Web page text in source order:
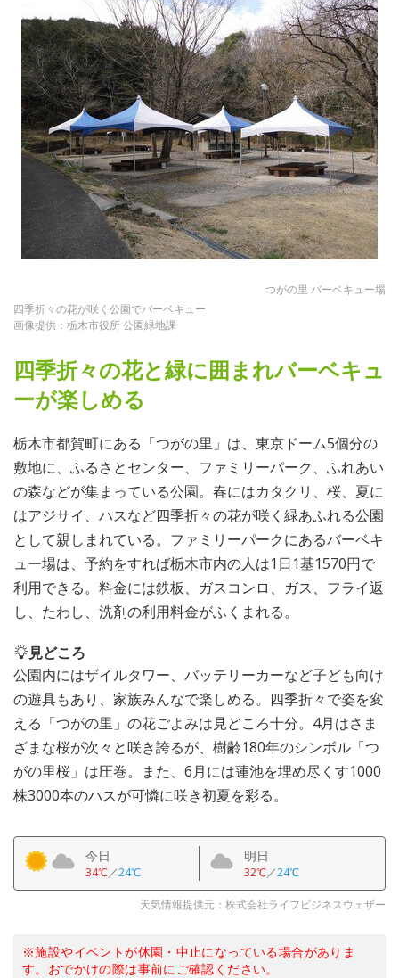
つがの里 バーベキュー場
四季折々の花が咲く公園でバーベキュー
画像提供：栃木市役所 公園緑地課
四季折々の花と緑に囲まれバーベキュ
ーが楽しめる
栃木市都賀町にある「つがの里」は、東京ドーム5個分の
敷地に、ふるさとセンター、ファミリーパーク、ふれあい
の森などが集まっている公園。春にはカタクリ、桜、夏に
はアジサイ、ハスなど四季折々の花が咲く緑あふれる公園
として親しまれている。ファミリーパークにあるバーベキ
ュー場は、予約をすれば栃木市内の人は1日1基1570円で
利用できる。料金には鉄板、ガスコンロ、ガス、フライ返
し、たわし、洗剤の利用料金がふくまれる。
見どころ
公園内にはザイルタワー、バッテリーカーなど子ども向け
の遊具もあり、家族みんなで楽しめる。四季折々で姿を変
える「つがの里」の花ごよみは見どころ十分。4月はさま
ざまな桜が次々と咲き誇るが、樹齢180年のシンボル「つ
がの里桜」は圧巻。また、6月には蓮池を埋め尽くす1000
株3000本のハスが可憐に咲き初夏を彩る。
今日
34℃／24℃
明日
32℃／24℃
天気情報提供元：株式会社ライフビジネスウェザー
※施設やイベントが休園・中止になっている場合がありま
す。おでかけの際は事前にご確認ください。